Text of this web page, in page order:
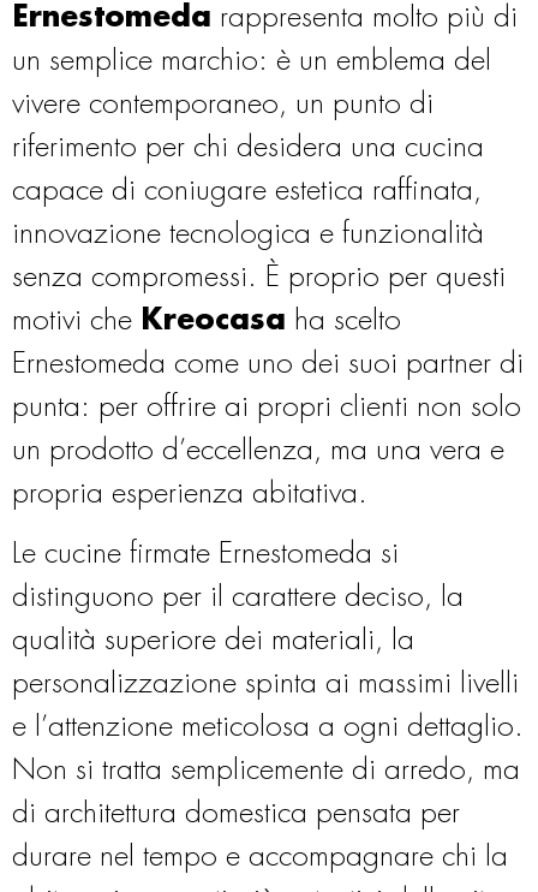
Ernestomeda rappresenta molto più di
un semplice marchio: è un emblema del
vivere contemporaneo, un punto di
riferimento per chi desidera una cucina
capace di coniugare estetica raffinata,
innovazione tecnologica e funzionalità
senza compromessi. È proprio per questi
motivi che Kreocasa ha scelto
Ernestomeda come uno dei suoi partner di
punta: per offrire ai propri clienti non solo
un prodotto d’eccellenza, ma una vera e
propria esperienza abitativa.
Le cucine firmate Ernestomeda si
distinguono per il carattere deciso, la
qualità superiore dei materiali, la
personalizzazione spinta ai massimi livelli
e l’attenzione meticolosa a ogni dettaglio.
Non si tratta semplicemente di arredo, ma
di architettura domestica pensata per
durare nel tempo e accompagnare chi la